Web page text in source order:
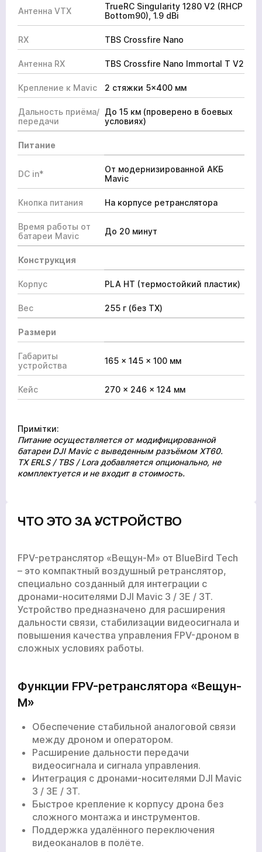
Антенна VTX
TrueRC Singularity 1280 V2 (RHCP
Bottom90), 1.9 dBi
RX TBS Crossfire Nano
Антенна RX TBS Crossfire Nano Immortal T V2
Крепление к Mavic 2 стяжки 5×400 мм
Дальность приёма/
передачи
До 15 км (проверено в боевых
условиях)
Питание
DC in*
От модернизированной АКБ
Mavic
Кнопка питания На корпусе ретранслятора
Время работы от
батареи Mavic
До 20 минут
Конструкция
Корпус PLA HT (термостойкий пластик)
Вес 255 г (без TX)
Размери
Габариты
устройства
165 × 145 × 100 мм
Кейс 270 × 246 × 124 мм
Примітки:
Питание осуществляется от модифицированной
батареи DJI Mavic с выведенным разъёмом XT60.
TX ERLS / TBS / Lora добавляется опционально, не
комплектуется и не входит в стоимость.
ЧТО ЭТО ЗА УСТРОЙСТВО
FPV-ретранслятор «Вещун-М» от BlueBird Tech
– это компактный воздушный ретранслятор,
специально созданный для интеграции с
дронами-носителями DJI Mavic 3 / 3E / 3T.
Устройство предназначено для расширения
дальности связи, стабилизации видеосигнала и
повышения качества управления FPV-дроном в
сложных условиях работы.
Функции FPV-ретранслятора «Вещун-
М»
Обеспечение стабильной аналоговой связи
между дроном и оператором.
Расширение дальности передачи
видеосигнала и сигнала управления.
Интеграция с дронами-носителями DJI Mavic
3 / 3E / 3T.
Быстрое крепление к корпусу дрона без
сложного монтажа и инструментов.
Поддержка удалённого переключения
видеоканалов в полёте.